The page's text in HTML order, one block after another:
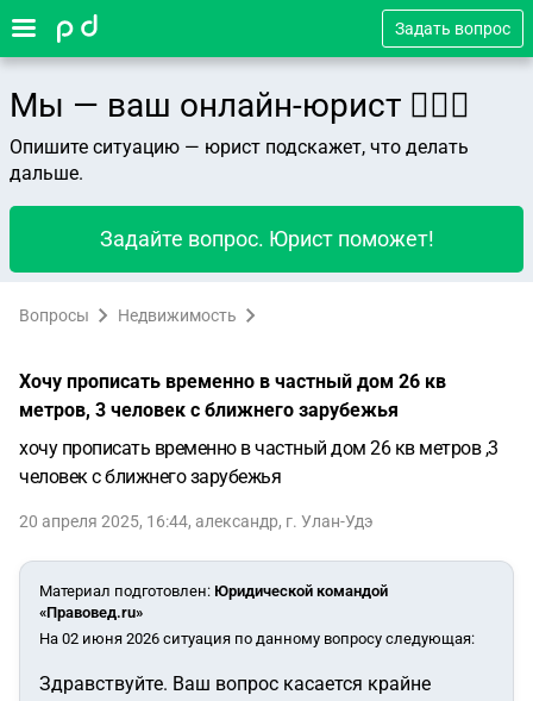
Задать вопрос
Мы — ваш онлайн-юрист 👨🏻‍⚖️
Опишите ситуацию — юрист подскажет, что делать
дальше.
Задайте вопрос. Юрист поможет!
Вопросы Недвижимость
Хочу прописать временно в частный дом 26 кв
метров, 3 человек с ближнего зарубежья
хочу прописать временно в частный дом 26 кв метров ,3
человек с ближнего зарубежья
20 апреля 2025, 16:44, александр, г. Улан-Удэ
Материал подготовлен: Юридической командой
«Правовед.ru»
На 02 июня 2026 ситуация по данному вопросу следующая:
Здравствуйте. Ваш вопрос касается крайне